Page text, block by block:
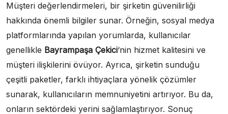
Müşteri değerlendirmeleri, bir şirketin güvenilirliği
hakkında önemli bilgiler sunar. Örneğin, sosyal medya
platformlarında yapılan yorumlarda, kullanıcılar
genellikle Bayrampaşa Çekici‘nin hizmet kalitesini ve
müşteri ilişkilerini övüyor. Ayrıca, şirketin sunduğu
çeşitli paketler, farklı ihtiyaçlara yönelik çözümler
sunarak, kullanıcıların memnuniyetini artırıyor. Bu da,
onların sektördeki yerini sağlamlaştırıyor. Sonuç